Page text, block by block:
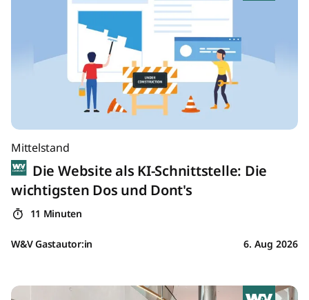
Mittelstand
Die Website als KI-Schnittstelle: Die
wichtigsten Dos und Dont's
11 Minuten
W&V Gastautor:in 6. Aug 2026